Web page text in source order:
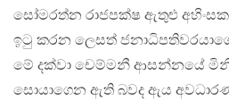
සෝමරත්න රාජපක්ෂ ඇතුළු
ඉටු කරන ලෙසත්
මේ දක්වා චෙම්මනී ආසන්නයේ
සොයාගෙන ඇති බවද ඇය